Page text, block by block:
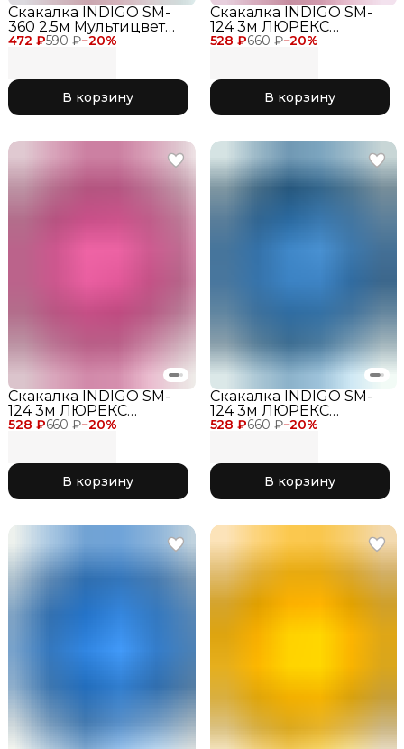
472 ₽590 ₽−20%
Скакалка INDIGO SM-
360 2.5м Мультицвет
№5
В корзину
528 ₽660 ₽−20%
Скакалка INDIGO SM-
124 3м ЛЮРЕКС
Фуксия
В корзину
528 ₽660 ₽−20%
Скакалка INDIGO SM-
124 3м ЛЮРЕКС
Розовый
В корзину
528 ₽660 ₽−20%
Скакалка INDIGO SM-
124 3м ЛЮРЕКС
Голубой
В корзину